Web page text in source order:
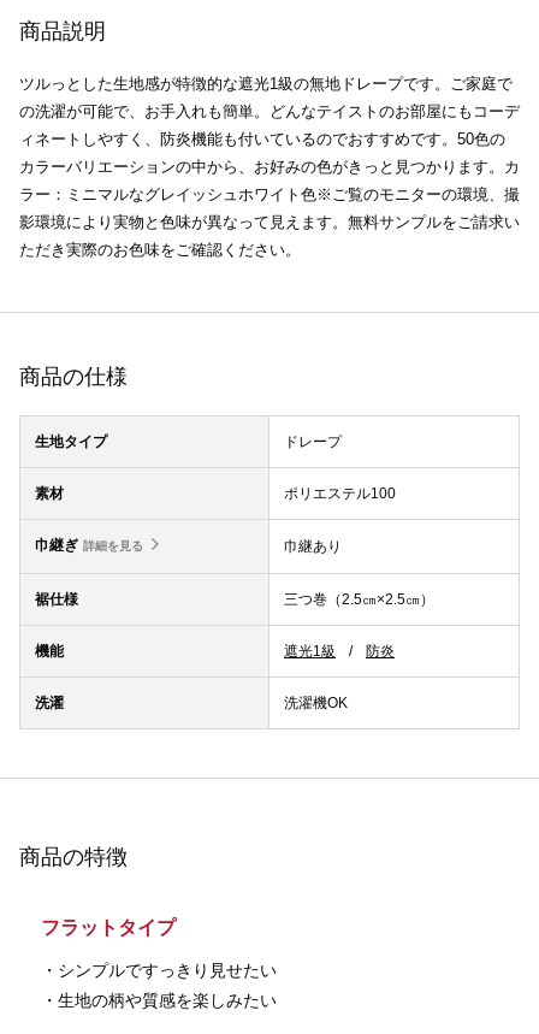
商品説明
ツルっとした生地感が特徴的な遮光1級の無地ドレープです。ご家庭で
の洗濯が可能で、お手入れも簡単。どんなテイストのお部屋にもコーデ
ィネートしやすく、防炎機能も付いているのでおすすめです。50色の
カラーバリエーションの中から、お好みの色がきっと見つかります。カ
ラー：ミニマルなグレイッシュホワイト色※ご覧のモニターの環境、撮
影環境により実物と色味が異なって見えます。無料サンプルをご請求い
ただき実際のお色味をご確認ください。
商品の仕様
生地タイプ ドレープ
素材 ポリエステル100
巾継ぎ 詳細を見る 巾継あり
裾仕様 三つ巻（2.5㎝×2.5㎝）
機能 遮光1級 防炎
洗濯 洗濯機OK
商品の特徴
フラットタイプ
・シンプルですっきり見せたい
・生地の柄や質感を楽しみたい